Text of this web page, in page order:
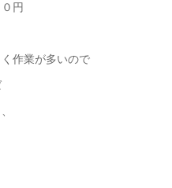
円
作業が多いので